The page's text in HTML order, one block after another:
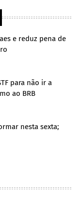
e reduz pena de
para não ir a
ao BRB
nesta sexta;